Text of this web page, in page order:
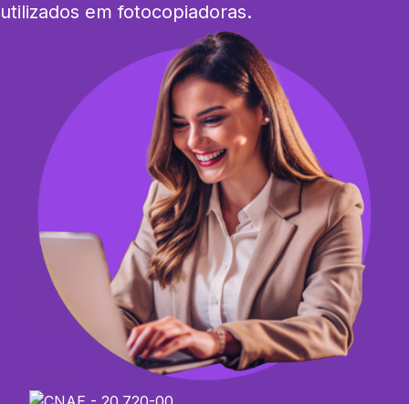
utilizados em fotocopiadoras.